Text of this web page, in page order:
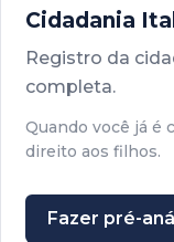
Cidadania
Registro da
completa.
Quando você já é
direito aos filhos.
Fazer pré-